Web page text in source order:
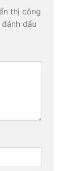
thị công
dấu